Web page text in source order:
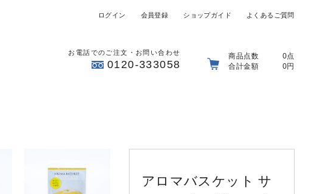
ログイン 会員登録 ショップガイド よくあるご質問
お電話でのご注文・お問い合わせ
0120-333058
商品点数
0点
合計金額
0円
アロマバスケット サ